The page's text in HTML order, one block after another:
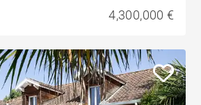
4,300,000 €